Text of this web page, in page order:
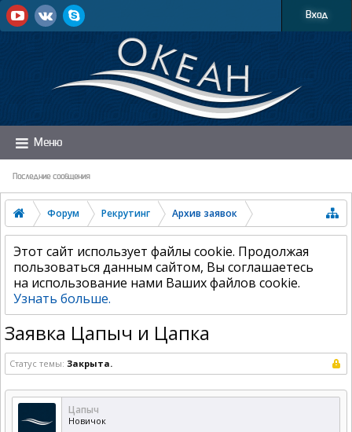
Вход
Меню
Последние сообщения
Форум Рекрутинг Архив заявок
Этот сайт использует файлы cookie. Продолжая
пользоваться данным сайтом, Вы соглашаетесь
на использование нами Ваших файлов cookie.
Узнать больше.
Заявка Цапыч и Цапка
Статус темы: Закрыта.
Цапыч
Новичок